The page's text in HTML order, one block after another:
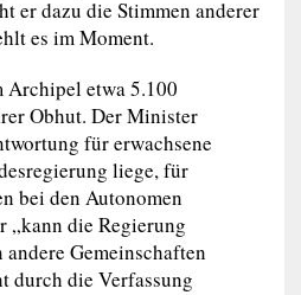
er dazu die Stimmen anderer
es im Moment.
Archipel etwa 5.100
Obhut. Der Minister
für erwachsene
liege, für
bei den Autonomen
„kann die Regierung
Gemeinschaften
durch die Verfassung